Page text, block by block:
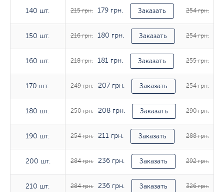
140 шт.
150 шт.
160 шт.
170 шт.
180 шт.
190 шт.
200 шт.
210 шт.
140 шт. 215 грн. 179 грн. Заказать 254 грн.
150 шт. 216 грн. 180 грн. Заказать 254 грн.
160 шт. 218 грн. 181 грн. Заказать 255 грн.
170 шт. 249 грн. 207 грн. Заказать 254 грн.
180 шт. 250 грн. 208 грн. Заказать 290 грн.
190 шт. 254 грн. 211 грн. Заказать 288 грн.
200 шт. 284 грн. 236 грн. Заказать 292 грн.
210 шт. 284 грн. 236 грн. Заказать 326 грн.